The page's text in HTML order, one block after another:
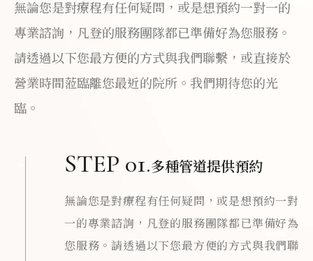
無論您是對療程有任何疑問，或是想預約一對一的
專業諮詢，凡登的服務團隊都已準備好為您服務。
請透過以下您最方便的方式與我們聯繫，或直接於
營業時間蒞臨離您最近的院所。我們期待您的光
臨。
STEP 01.多種管道提供預約
無論您是對療程有任何疑問，或是想預約一對
一的專業諮詢，凡登的服務團隊都已準備好為
您服務。請透過以下您最方便的方式與我們聯